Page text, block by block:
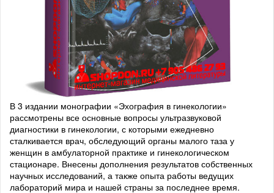
В 3 издании монографии «Эхография в гинекологии»
рассмотрены все основные вопросы ультразвуковой
диагностики в гинекологии, с которыми ежедневно
сталкивается врач, обследующий органы малого таза у
женщин в амбулаторной практике и гинекологическом
стационаре. Внесены дополнения результатов собственных
научных исследований, а также опыта работы ведущих
лабораторий мира и нашей страны за последнее время.